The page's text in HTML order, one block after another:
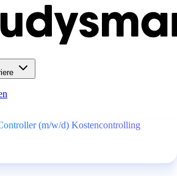
(m/w/d) Kostencontrolling